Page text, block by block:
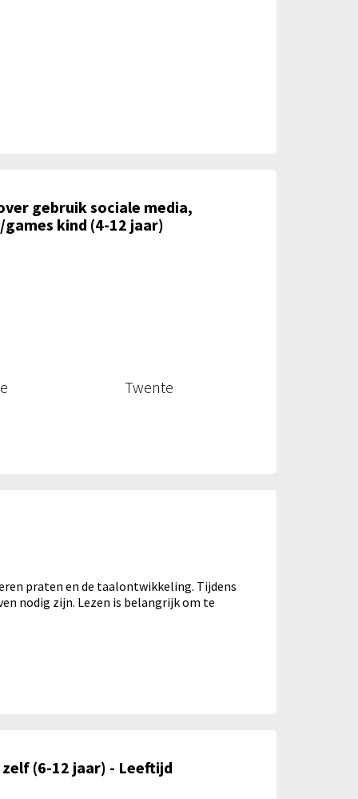
gebruik sociale media,
kind (4-12 jaar)
Twente
praten en de taalontwikkeling. Tijdens
nodig zijn. Lezen is belangrijk om te
(6-12 jaar) - Leeftijd